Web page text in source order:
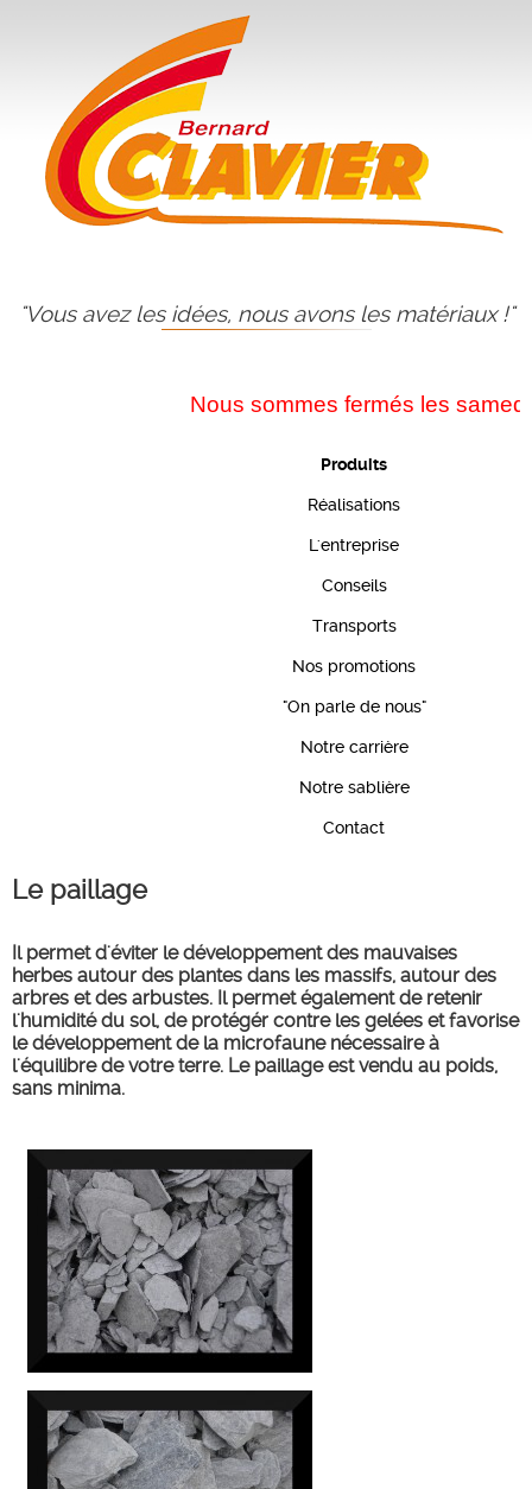
"Vous avez les idées, nous avons les matériaux !"
Nous sommes fermés les
Produits
Réalisations
L'entreprise
Conseils
Transports
Nos promotions
"On parle de nous"
Notre carrière
Notre sablière
Contact
Le paillage
Il permet d'éviter le développement des mauvaises
herbes autour des plantes dans les massifs, autour des
arbres et des arbustes. Il permet également de retenir
l'humidité du sol, de protégér contre les gelées et favorise
le développement de la microfaune nécessaire à
l'équilibre de votre terre. Le paillage est vendu au poids,
sans minima.